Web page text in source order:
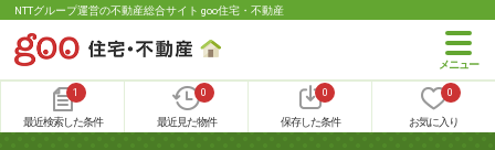
NTTグループ運営の不動産総合サイト goo住宅・不動産
1
最近検索した条件
0
最近見た物件
0
保存した条件
0
お気に入り